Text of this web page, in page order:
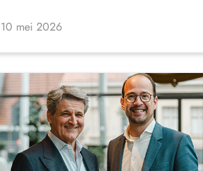
10 mei 2026